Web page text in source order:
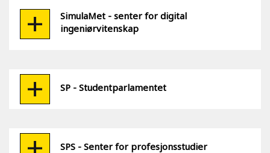
SimulaMet - senter for digital
ingeniørvitenskap
SP - Studentparlamentet
SPS - Senter for profesjonsstudier